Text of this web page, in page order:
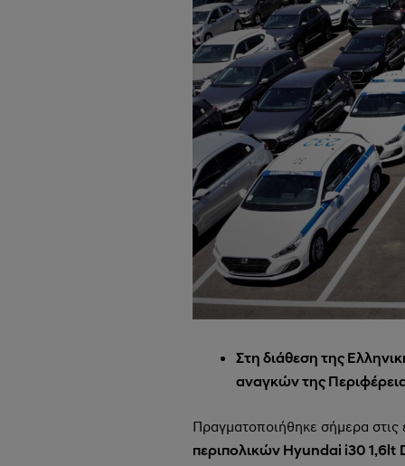
Στη διάθεση της
αναγκών της
Πραγματοποιήθηκε σήμερα στις
περιπολικών Hyundai i30 1,6lt